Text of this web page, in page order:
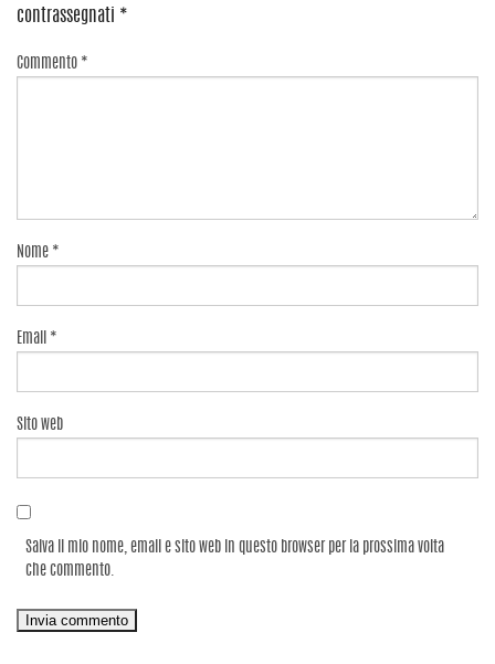
contrassegnati *
Commento *
Nome *
Email *
Sito web
Salva il mio nome, email e sito web in questo browser per la prossima volta
che commento.